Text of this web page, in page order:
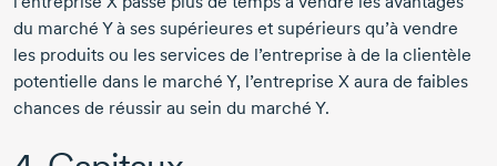
du marché Y à ses supérieures et supérieurs qu’à vendre
les produits ou les services de l’entreprise à de la clientèle
potentielle dans le marché Y, l’entreprise X aura de faibles
chances de réussir au sein du marché Y.